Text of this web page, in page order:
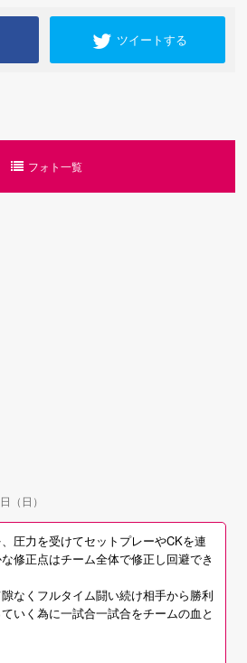
ツイートする
フォト一覧
（日）
圧力を受けてセットプレーやCKを連
修正点はチーム全体で修正し回避でき
なくフルタイム闘い続け相手から勝利
いく為に一試合一試合をチームの血と